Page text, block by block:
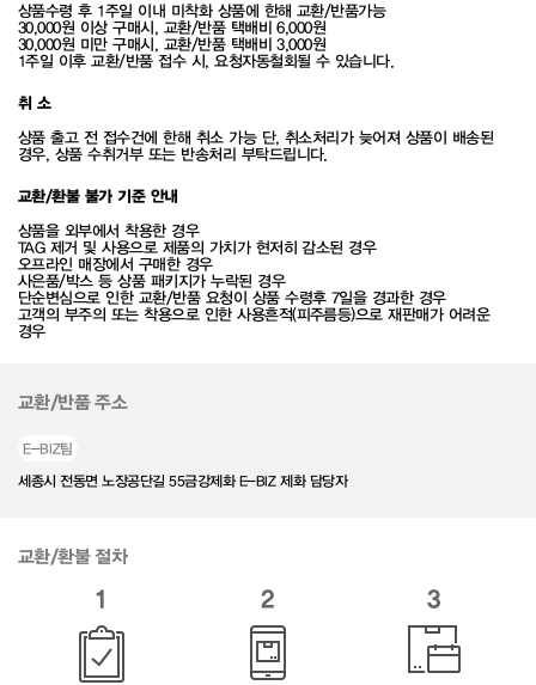
상품수령 후 1주일 이내 미착화 상품에 한해 교환/반품가능
30,000원 이상 구매시, 교환/반품 택배비 6,000원
30,000원 미만 구매시, 교환/반품 택배비 3,000원
1주일 이후 교환/반품 접수 시, 요청자동철회될 수 있습니다.
취 소
상품 출고 전 접수건에 한해 취소 가능 단, 취소처리가 늦어져 상품이 배송된
경우, 상품 수취거부 또는 반송처리 부탁드립니다.
교환/환불 불가 기준 안내
상품을 외부에서 착용한 경우
TAG 제거 및 사용으로 제품의 가치가 현저히 감소된 경우
오프라인 매장에서 구매한 경우
사은품/박스 등 상품 패키지가 누락된 경우
단순변심으로 인한 교환/반품 요청이 상품 수령후 7일을 경과한 경우
고객의 부주의 또는 착용으로 인한 사용흔적(피주름등)으로 재판매가 어려운
경우
교환/반품 주소
E-BIZ팀
세종시 전동면 노장공단길 55금강제화 E-BIZ 제화 담당자
교환/환불 절차
1 2 3